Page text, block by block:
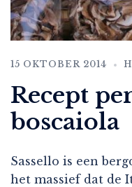
15 OKTOBER 2014
Recept
boscaiola
Sassello is een
het massief dat de